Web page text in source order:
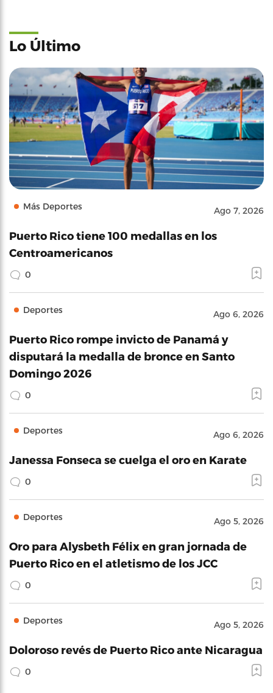
Lo Último
Más Deportes Ago 7, 2026
Puerto Rico tiene 100 medallas en los
Centroamericanos
0
Deportes Ago 6, 2026
Puerto Rico rompe invicto de Panamá y
disputará la medalla de bronce en Santo
Domingo 2026
0
Deportes Ago 6, 2026
Janessa Fonseca se cuelga el oro en Karate
0
Deportes Ago 5, 2026
Oro para Alysbeth Félix en gran jornada de
Puerto Rico en el atletismo de los JCC
0
Deportes Ago 5, 2026
Doloroso revés de Puerto Rico ante Nicaragua
0